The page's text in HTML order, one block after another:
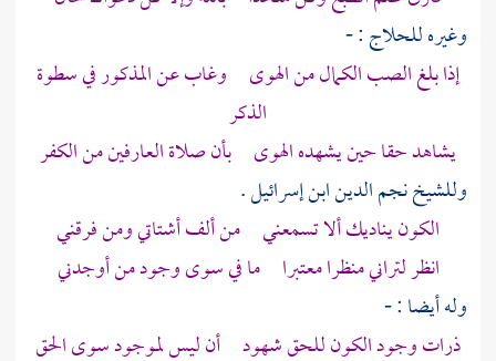
وغيرهللحلاج: -
إذا بلغ الصب الكمال من الهوى وغاب عن المذكور في سطوة
الذكر
يشاهد حقا حين يشهده الهوى بأن صلاة العارفين من الكفر
وللشيخ نجم الدين ابن إسرائيل.
الكون يناديك ألا تسمعني من ألف أشتاتي ومن فرقني
انظر لتراني منظرا معتبرا ما في سوى وجود من أوجدني
وله أيضا : -
ذرات وجود الكون للحق شهود أن ليس لموجود سوى الحق